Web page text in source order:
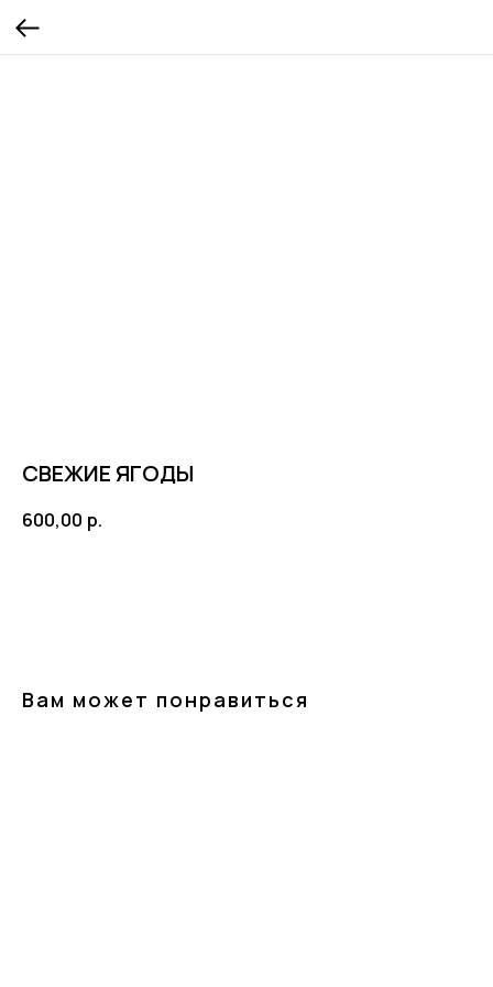
СВЕЖИЕ ЯГОДЫ
600,00 р.
Вам может понравиться